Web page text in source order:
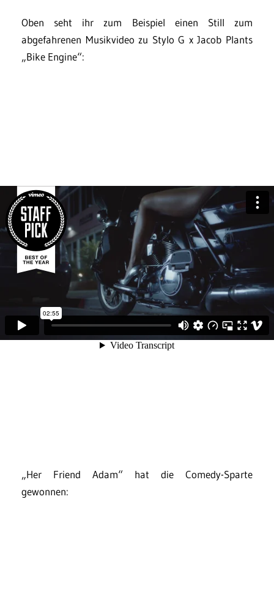
Oben seht ihr zum Beispiel einen Still zum
abgefahrenen Musikvideo zu Stylo G x Jacob Plants
„Bike Engine“:
„Her Friend Adam“ hat die Comedy-Sparte
gewonnen: